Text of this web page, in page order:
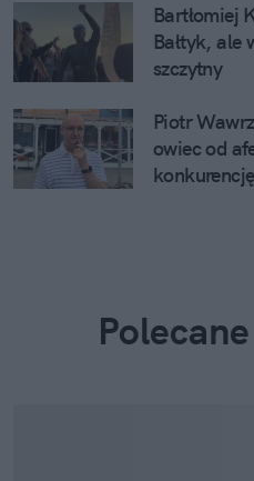
Bartłomiej
Bałtyk, ale
szczytny
Piotr
owiec od